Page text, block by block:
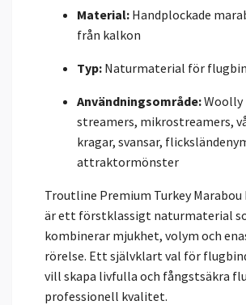
Material: Handplockade
från kalkon
Typ: Naturmaterial för
Användningsområde:Woolly
streamers, mikrostreamers,
kragar, svansar,
attraktormönster
Troutline Premium Turkey Marabou
är ett förstklassigt naturmaterial
kombinerar mjukhet, volym och
rörelse. Ett självklart val för
vill skapa livfulla och fångstsäkra
professionell kvalitet.